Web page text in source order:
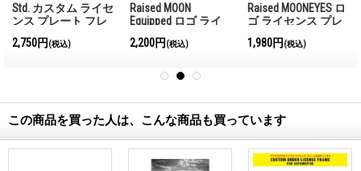
Std. カスタム ライセ
ンス プレート フレ
【MG058】
2,750円 (税込)
Raised MOON
Equipped ロゴ ライ
レーム
2,200円 (税込)
Raised MOONEYES ロ
ゴ ライセンス プレ
JPN サイズ
1,980円 (税込)
この商品を買った人は、こんな商品も買っています